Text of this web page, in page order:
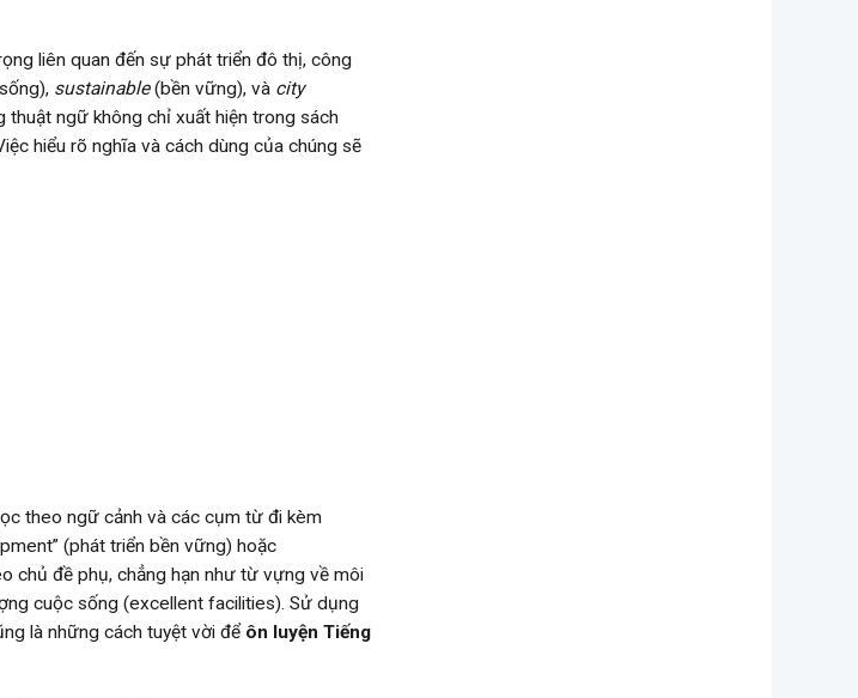
liên quan đến sự phát triển đô thị, công
sustainable(bền vững), và city
ngữ không chỉ xuất hiện trong sách
hiểu rõ nghĩa và cách dùng của chúng sẽ
theo ngữ cảnh và các cụm từ đi kèm
(phát triển bền vững) hoặc
chủ đề phụ, chẳng hạn như từ vựng về môi
cuộc sống (excellent facilities). Sử dụng
là những cách tuyệt vời để ôn luyện Tiếng